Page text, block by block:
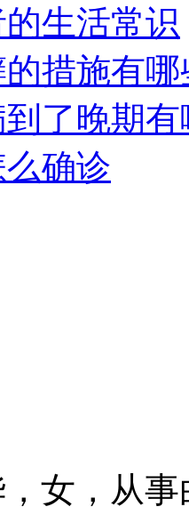
生活常识
措施有哪
了晚期
确诊
女，从事